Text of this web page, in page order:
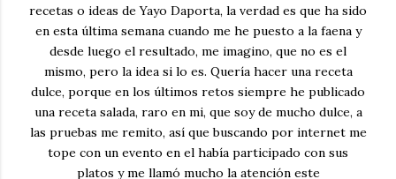
recetas o ideas de Yayo Daporta, la verdad es que ha sido
en esta última semana cuando me he puesto a la faena y
desde luego el resultado, me imagino, que no es el
mismo, pero la idea si lo es. Quería hacer una receta
dulce, porque en los últimos retos siempre he publicado
una receta salada, raro en mi, que soy de mucho dulce, a
las pruebas me remito, así que buscando por internet me
tope con un evento en el había participado con sus
platos y me llamó mucho la atención este